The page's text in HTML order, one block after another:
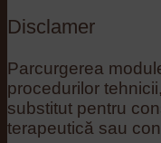
Disclamer
Parcurgerea
procedurilor
substitut pentru
terapeutică sau